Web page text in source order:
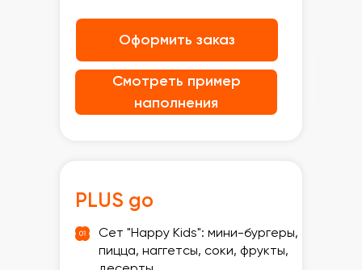
PLUS go
Сет "Happy Kids": мини-бургеры,
пицца, наггетсы, соки, фрукты,
Оформить заказ
Смотреть пример
наполнения